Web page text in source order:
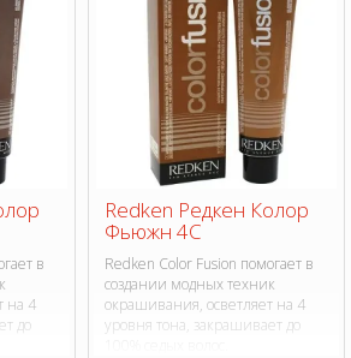
в
на 4
до
Redken Редкен Колор
Фьюжн 4C
Redken Color Fusion помогает в
создании модных техник
окрашивания, осветляет на 4
уровня тона, закрашивает до